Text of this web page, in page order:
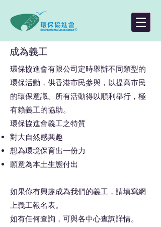
成為義工
環保協進會有限公司定時舉辦不同類型的
環保活動，供香港市民參與，以提高市民
的環保意識。所有活動得以順利舉行，極
有賴義工的協助。
環保協進會義工之特質
對大自然感興趣
想為環境保育出一份力
願意為本土生態付出
如果你有興趣成為我們的義工，請填寫網
上義工報名表。
如有任何查詢，可與各中心查詢詳情。